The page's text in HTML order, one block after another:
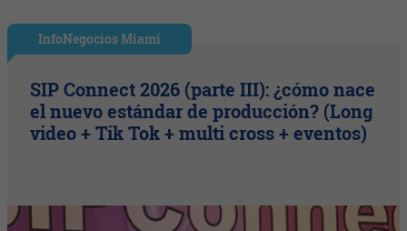
InfoNegocios Miami
SIP Connect 2026 (parte III): ¿cómo nace
el nuevo estándar de producción? (Long
video + Tik Tok + multi cross + eventos)